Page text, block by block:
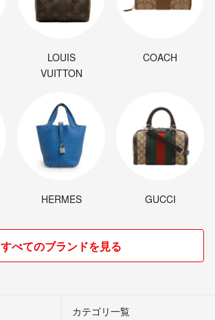
LOUIS
VUITTON
COACH
HERMES GUCCI
すべてのブランドを見る
カテゴリ一覧